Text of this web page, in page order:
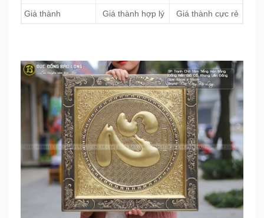
Giá thành Giá thành hợp lý Giá thành cực rẻ